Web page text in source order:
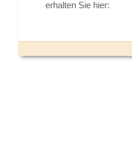
erhalten Sie hier: